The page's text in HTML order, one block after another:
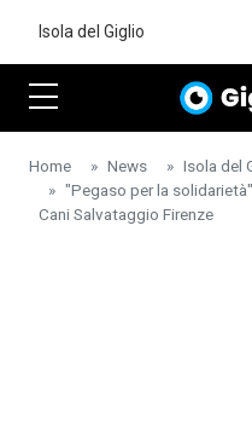
Isola del Giglio
Home News Isola del
"Pegaso per la
Cani Salvataggio Firenze